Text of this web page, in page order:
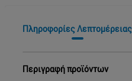
Πληροφορίες Λεπτομέρειας
Περιγραφή προϊόντων